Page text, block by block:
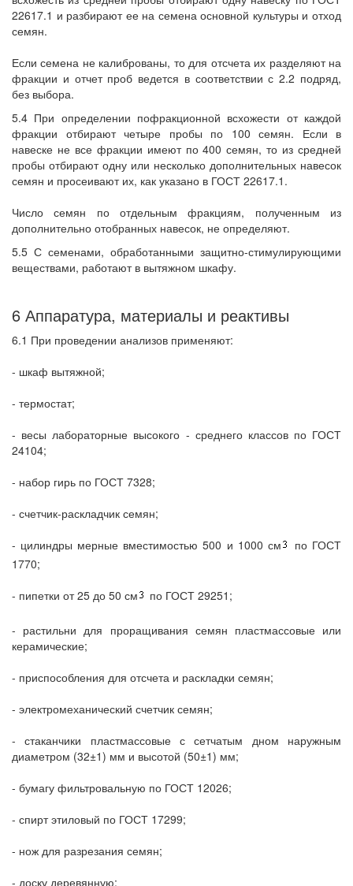
22617.1 и разбирают ее на семена основной культуры и отход
семян.
Если семена не калиброваны, то для отсчета их разделяют на
фракции и отчет проб ведется в соответствии с 2.2 подряд,
без выбора.
5.4 При определении пофракционной всхожести от каждой
фракции отбирают четыре пробы по 100 семян. Если в
навеске не все фракции имеют по 400 семян, то из средней
пробы отбирают одну или несколько дополнительных навесок
семян и просеивают их, как указано в ГОСТ 22617.1.
Число семян по отдельным фракциям, полученным из
дополнительно отобранных навесок, не определяют.
5.5 С семенами, обработанными защитно-стимулирующими
веществами, работают в вытяжном шкафу.
6 Аппаратура, материалы и реактивы
6.1 При проведении анализов применяют:
- шкаф вытяжной;
- термостат;
- весы лабораторные высокого - среднего классов по ГОСТ
24104;
- набор гирь по ГОСТ 7328;
- счетчик-раскладчик семян;
- цилиндры мерные вместимостью 500 и 1000 см
по ГОСТ
1770;
- пипетки от 25 до 50 см
по ГОСТ 29251;
- растильни для проращивания семян пластмассовые или
керамические;
- приспособления для отсчета и раскладки семян;
- электромеханический счетчик семян;
- стаканчики пластмассовые с сетчатым дном наружным
диаметром (32±1) мм и высотой (50±1) мм;
- бумагу фильтровальную по ГОСТ 12026;
- спирт этиловый по ГОСТ 17299;
- нож для разрезания семян;
- доску деревянную;